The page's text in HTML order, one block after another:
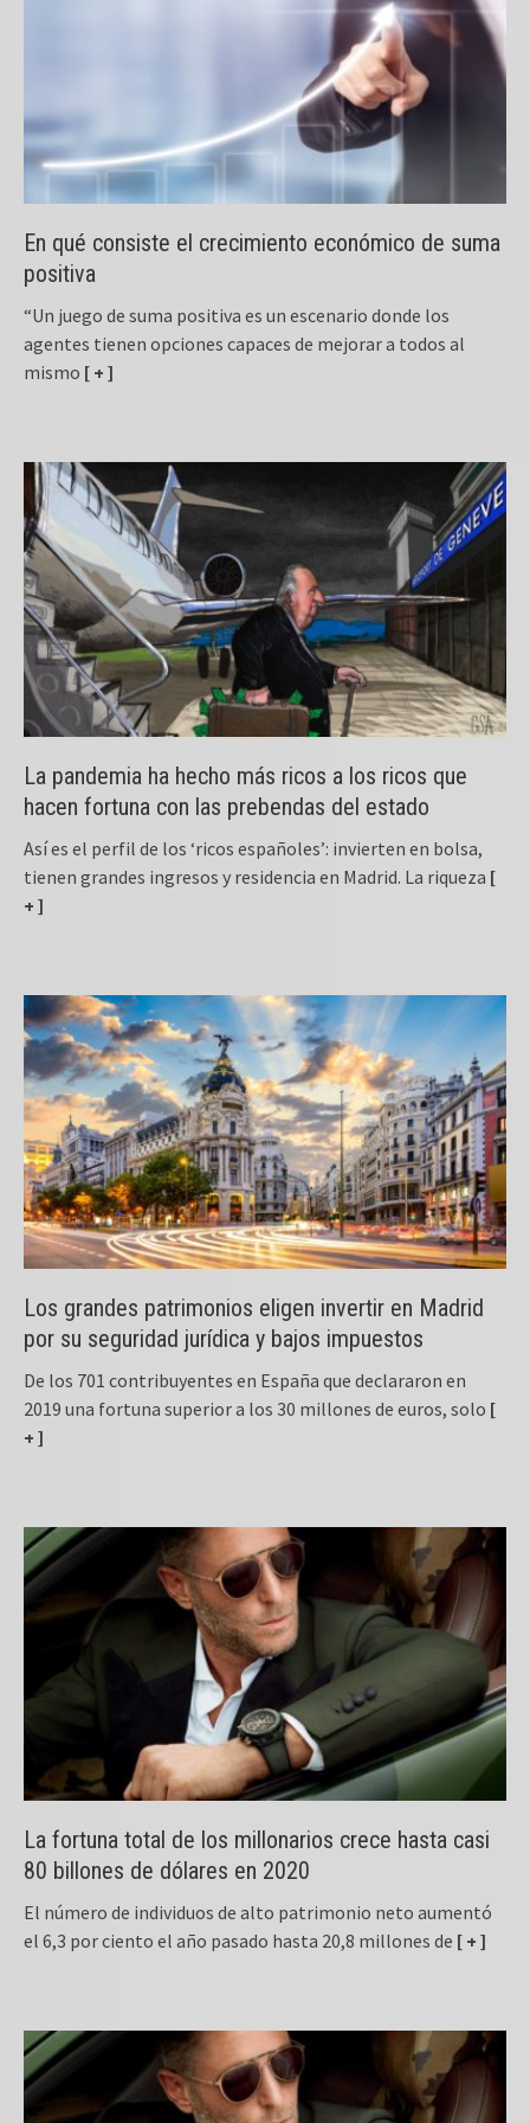
En qué consiste el crecimiento económico de suma
positiva
“​Un juego de suma positiva es un escenario donde los
agentes tienen opciones capaces de mejorar a todos al
mismo [ + ]
La pandemia ha hecho más ricos a los ricos que
hacen fortuna con las prebendas del estado
Así es el perfil de los ‘ricos españoles’: invierten en bolsa,
tienen grandes ingresos y residencia en Madrid. La riqueza [
+ ]
Los grandes patrimonios eligen invertir en Madrid
por su seguridad jurídica y bajos impuestos
De los 701 contribuyentes en España que declararon en
2019 una fortuna superior a los 30 millones de euros, solo [
+ ]
La fortuna total de los millonarios crece hasta casi
80 billones de dólares en 2020
El número de individuos de alto patrimonio neto aumentó
el 6,3 por ciento el año pasado hasta 20,8 millones de [ + ]